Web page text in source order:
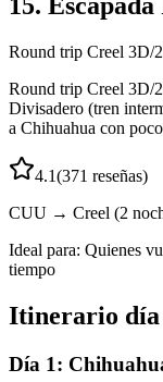
Round trip Creel 3D/
Round trip Creel 3D/
Divisadero (tren
a Chihuahua con
4.1(371 reseñas)
CUU → Creel (2
Ideal para: Quienes
tiempo
Itinerario día
Día 1: